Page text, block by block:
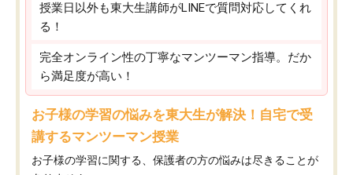
授業日以外も東大生講師がLINEで質問対応してくれ
る！
完全オンライン性の丁寧なマンツーマン指導。だか
ら満足度が高い！
お子様の学習の悩みを東大生が解決！自宅で受
講するマンツーマン授業
お子様の学習に関する、保護者の方の悩みは尽きることが